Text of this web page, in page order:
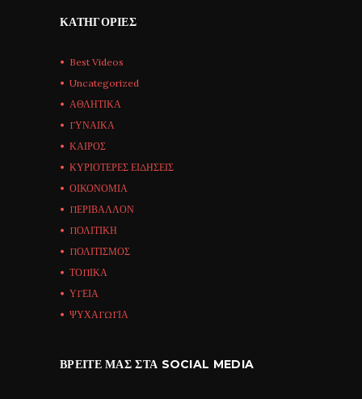
ΚΑΤΗΓΟΡΊΕΣ
Best Videos
Uncategorized
ΑΘΛΗΤΙΚΑ
ΓΥΝΑΙΚΑ
ΚΑΙΡΟΣ
ΚΥΡΙΟΤΕΡΕΣ ΕΙΔΗΣΕΙΣ
ΟΙΚΟΝΟΜΙΑ
ΠΕΡΙΒΑΛΛΟΝ
ΠΟΛΙΤΙΚΗ
ΠΟΛΙΤΙΣΜΟΣ
ΤΟΠΙΚΑ
ΥΓΕΙΑ
ΨΥΧΑΓΩΓΙΑ
ΒΡΕΊΤΕ ΜΑΣ ΣΤΑ SOCIAL MEDIA